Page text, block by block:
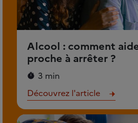
Alcool : comment
proche à arrêter ?
3 min
Découvrez l'article